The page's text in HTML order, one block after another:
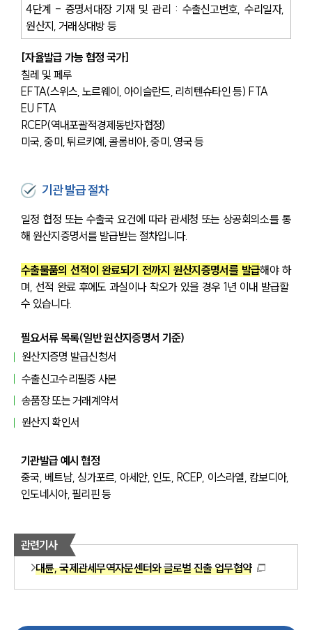
4단계 - 증명서대장 기재 및 관리 : 수출신고번호, 수리일자,
원산지, 거래상대방 등
[자율발급 가능 협정 국가]
칠레 및 페루
EFTA(스위스, 노르웨이, 아이슬란드, 리히텐슈타인 등) FTA
EU FTA
RCEP(역내포괄적경제동반자협정)
미국, 중미, 튀르키예, 콜롬비아, 중미, 영국 등
기관 발급 절차
일정 협정 또는 수출국 요건에 따라 관세청 또는 상공회의소를 통
해 원산지증명서를 발급받는 절차입니다.
수출물품의 선적이 완료되기 전까지 원산지증명서를 발급해야 하
며, 선적 완료 후에도 과실이나 착오가 있을 경우 1년 이내 발급할
수 있습니다.
필요서류 목록(일반 원산지증명서 기준)
원산지증명 발급신청서
수출신고수리필증 사본
송품장 또는 거래계약서
원산지 확인서
기관발급 예시 협정
중국, 베트남, 싱가포르, 아세안, 인도, RCEP, 이스라엘, 캄보디아,
인도네시아, 필리핀 등
관련기사
대륜, 국제관세무역자문센터와 글로벌 진출 업무협약